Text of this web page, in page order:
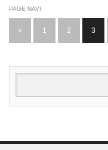
PAGE NAVI
« 1 2 3